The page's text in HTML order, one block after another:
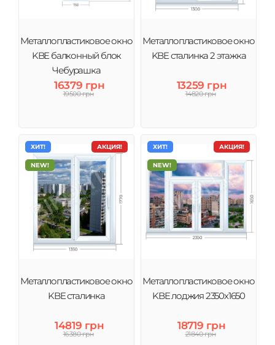
Металлопластиковое окно
KBE балконный блок
Чебурашка
16379 грн
19500 грн
Металлопластиковое окно
KBE сталинка 2 этажка
13259 грн
14820 грн
АКЦИЯ!
ХИТ!
NEW!
Металлопластиковое окно
KBE сталинка
14819 грн
16380 грн
АКЦИЯ!
ХИТ!
NEW!
Металлопластиковое окно
KBE лоджия 2350х1650
18719 грн
21840 грн